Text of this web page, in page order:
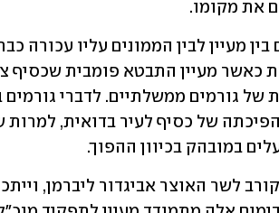
את מקומו.
במובהק בכיוון ההפוך.